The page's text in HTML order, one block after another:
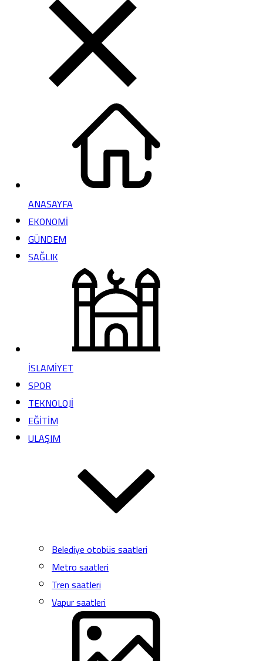
ANASAYFA
EKONOMİ
GÜNDEM
SAĞLIK
İSLAMİYET
SPOR
TEKNOLOJİ
EĞİTİM
ULAŞIM
Belediye otobüs saatleri
Metro saatleri
Tren saatleri
Vapur saatleri